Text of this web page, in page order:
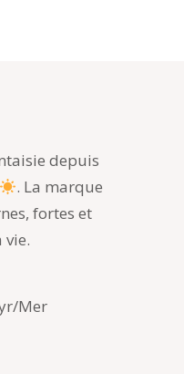
depuis
. La marque
fortes et
vie.
Mer